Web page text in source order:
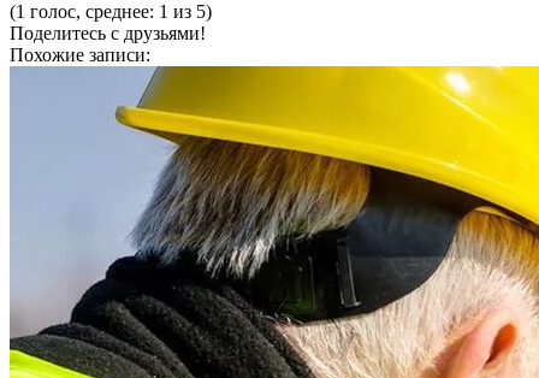
(1 голос, среднее: 1 из 5)
Поделитесь с друзьями!
Похожие записи: